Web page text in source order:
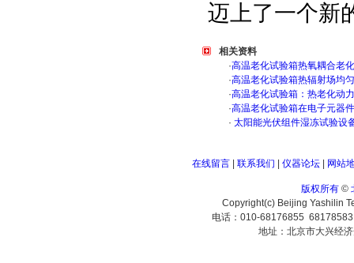
迈上了一个新
相关资料
·高温老化试验箱热氧耦合老
·高温老化试验箱热辐射场均
·高温老化试验箱：热老化动
·高温老化试验箱在电子元器
· 太阳能光伏组件湿冻试验设
在线留言| 联系我们 仪器论坛| 网站
版权所有©
Copyright(c) Beijing Yashilin
电话：010-68176855
地址：北京市大兴经